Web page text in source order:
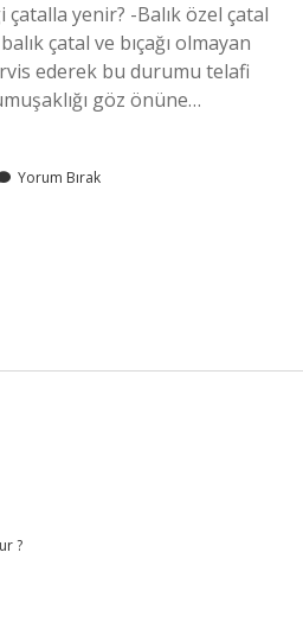
yenir? -Balık özel çatal
çatal ve bıçağı olmayan
ederek bu durumu telafi
göz önüne…
Yorum Bırak
?